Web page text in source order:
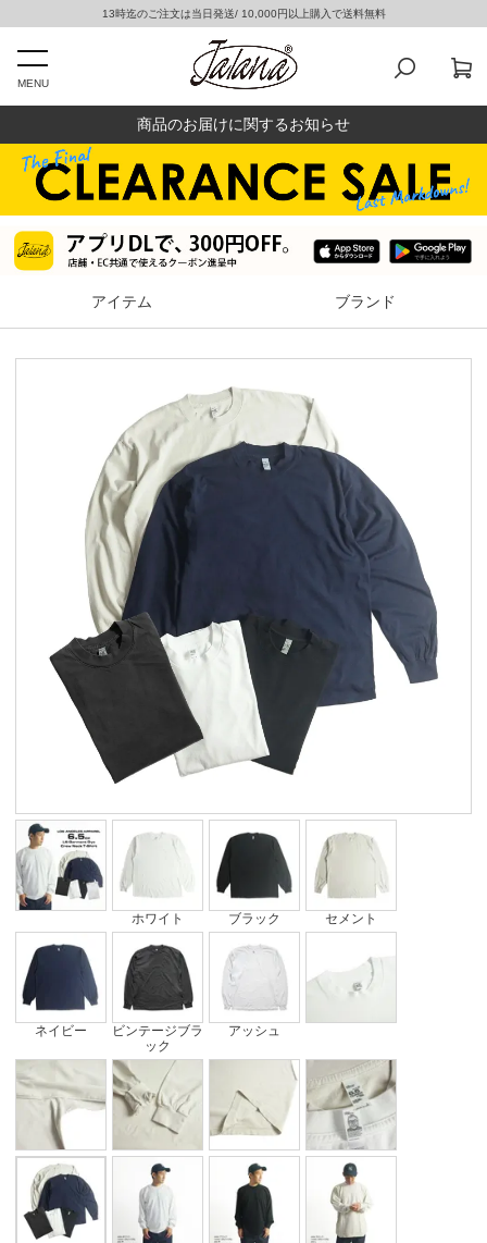
13時迄のご注文は当日発送/ 10,000円以上購入で送料無料
MENU
商品のお届けに関するお知らせ
アイテム ブランド
ホワイト ブラック セメント
ネイビー
ビンテージブラ
ック
アッシュ